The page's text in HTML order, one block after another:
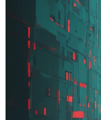
As decisões políticas
Unidos evidenciam
tecnológico, com
institucional. O
presencial e a
apontam para um
sociedade.